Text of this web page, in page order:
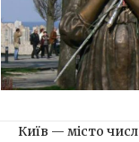
Київ — місто